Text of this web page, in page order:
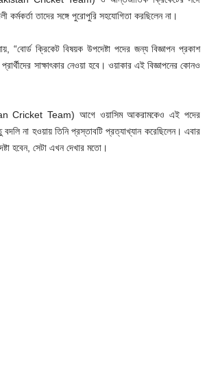
কর্মকর্তা তাদের সঙ্গে পুরোপুরি সহযোগিতা করছিলেন না।
“বোর্ড ক্রিকেট বিষয়ক উপদেষ্টা পদের জন্য বিজ্ঞাপন প্রকাশ
সাক্ষাৎকার নেওয়া হবে। ওয়াকার এই বিজ্ঞাপনের কোনও
Cricket Team) আগে ওয়াসিম আকরামকেও এই পদের
না হওয়ায় তিনি প্রস্তাবটি প্রত্যাখ্যান করেছিলেন। এবার
হবেন, সেটা এখন দেখার মতো।